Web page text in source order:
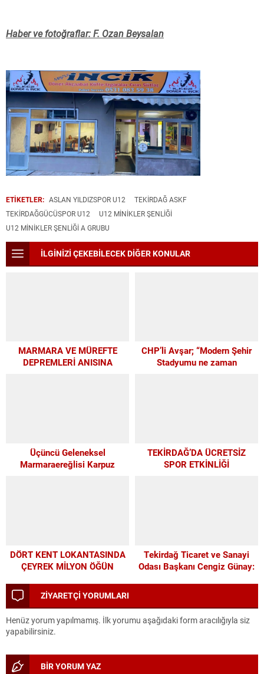
Haber ve fotoğraflar: F. Ozan Beysalan
ETİKETLER: ASLAN YILDIZSPOR U12
TEKİRDAĞ ASKF
TEKIRDAĞGÜCÜSPOR U12
U12 MINIKLER ŞENLIĞI
U12 MINIKLER ŞENLIĞI A GRUBU
İLGİNİZİ ÇEKEBİLECEK DİĞER KONULAR
MARMARA VE MÜREFTE
DEPREMLERİ ANISINA
CHP’li Avşar; “Modern Şehir
Stadyumu ne zaman
Üçüncü Geleneksel
Marmaraereğlisi Karpuz
TEKİRDAĞ’DA ÜCRETSİZ
SPOR ETKİNLİĞİ
DÖRT KENT LOKANTASINDA
ÇEYREK MİLYON ÖĞÜN
Tekirdağ Ticaret ve Sanayi
Odası Başkanı Cengiz Günay:
ZİYARETÇİ YORUMLARI
Henüz yorum yapılmamış. İlk yorumu aşağıdaki form aracılığıyla siz
yapabilirsiniz.
BİR YORUM YAZ